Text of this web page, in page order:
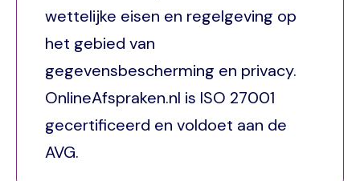
wettelijke eisen en regelgeving op
het gebied van
gegevensbescherming en privacy.
OnlineAfspraken.nl is ISO 27001
gecertificeerd en voldoet aan de
AVG.